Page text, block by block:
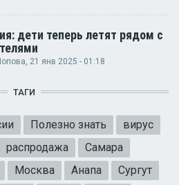
дети теперь летят рядом с
, 21 янв 2025 - 01:18
ТАГИ
Полезно знать
вирус
распродажа
Самара
Москва Анапа
Сургут